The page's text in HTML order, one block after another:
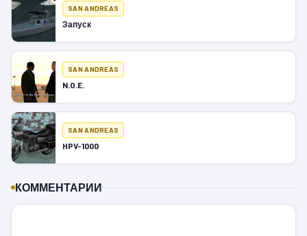
SAN ANDREAS
Запуск
SAN ANDREAS
N.O.E.
SAN ANDREAS
HPV-1000
КОММЕНТАРИИ